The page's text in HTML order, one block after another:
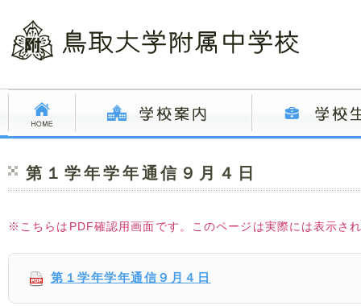
第１学年学年通信９月４日
※こちらはPDF確認用画面です。このページは実際には表示さ
第１学年学年通信９月４日